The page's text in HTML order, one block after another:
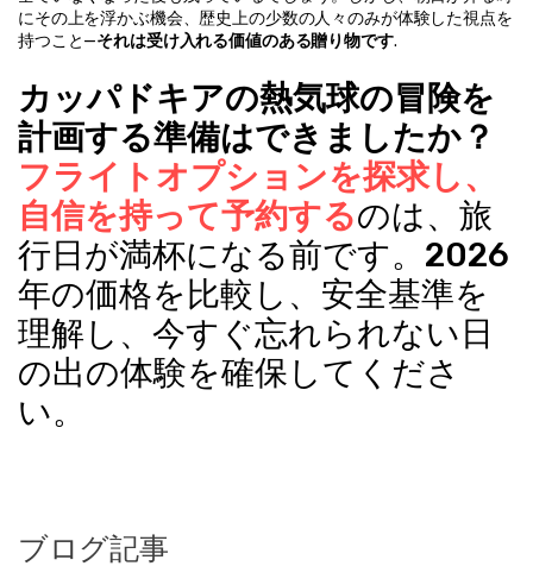
にその上を浮かぶ機会、歴史上の少数の人々のみが体験した視点を
持つこと—それは受け入れる価値のある贈り物です.
カッパドキアの熱気球の冒険を
計画する準備はできましたか？
フライトオプションを探求し、
自信を持って予約するのは、旅
行日が満杯になる前です。2026
年の価格を比較し、安全基準を
理解し、今すぐ忘れられない日
の出の体験を確保してくださ
い。
ブログ記事